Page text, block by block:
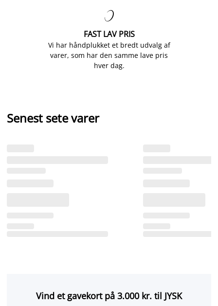

FAST LAV PRIS
Vi har håndplukket et bredt udvalg af
varer, som har den samme lave pris
hver dag.
Senest sete varer
Vind et gavekort på 3.000 kr. til JYSK